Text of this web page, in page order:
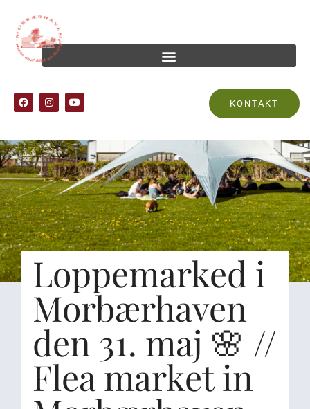
KONTAKT
Loppemarked i
Morbærhaven
den 31. maj 🌸 //
Flea market in